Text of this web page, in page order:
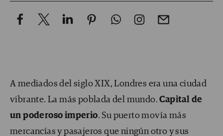
A mediados del siglo XIX, Londres era una ciudad
vibrante. La más poblada del mundo.Capital de
un poderoso imperio. Su puerto movía más
mercancías y pasajeros que ningún otro y sus